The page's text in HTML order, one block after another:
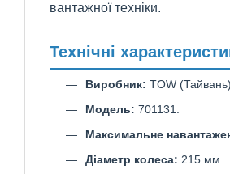
вантажної техніки.
Технічні
Виробник: TOW (Тайвань).
Модель: 701131.
Максимальне
Діаметр колеса: 215 мм.